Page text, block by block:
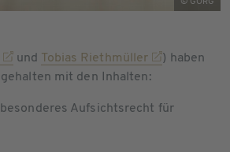
© GÖRG
und Tobias Riethmüller
) haben
mit den Inhalten:
Aufsichtsrecht für